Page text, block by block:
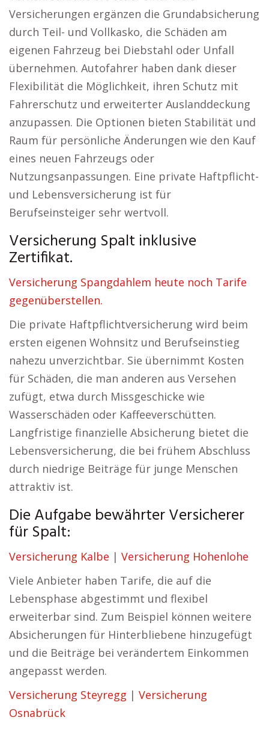
Versicherungen ergänzen die Grundabsicherung
durch Teil- und Vollkasko, die Schäden am
eigenen Fahrzeug bei Diebstahl oder Unfall
übernehmen. Autofahrer haben dank dieser
Flexibilität die Möglichkeit, ihren Schutz mit
Fahrerschutz und erweiterter Auslanddeckung
anzupassen. Die Optionen bieten Stabilität und
Raum für persönliche Änderungen wie den Kauf
eines neuen Fahrzeugs oder
Nutzungsanpassungen. Eine private Haftpflicht-
und Lebensversicherung ist für
Berufseinsteiger sehr wertvoll.
Versicherung Spalt inklusive
Zertifikat.
Versicherung Spangdahlem heute noch Tarife
gegenüberstellen.
Die private Haftpflichtversicherung wird beim
ersten eigenen Wohnsitz und Berufseinstieg
nahezu unverzichtbar. Sie übernimmt Kosten
für Schäden, die man anderen aus Versehen
zufügt, etwa durch Missgeschicke wie
Wasserschäden oder Kaffeeverschütten.
Langfristige finanzielle Absicherung bietet die
Lebensversicherung, die bei frühem Abschluss
durch niedrige Beiträge für junge Menschen
attraktiv ist.
Die Aufgabe bewährter Versicherer
für Spalt:
Versicherung Kalbe | Versicherung Hohenlohe
Viele Anbieter haben Tarife, die auf die
Lebensphase abgestimmt und flexibel
erweiterbar sind. Zum Beispiel können weitere
Absicherungen für Hinterbliebene hinzugefügt
und die Beiträge bei verändertem Einkommen
angepasst werden.
Versicherung Steyregg | Versicherung
Osnabrück